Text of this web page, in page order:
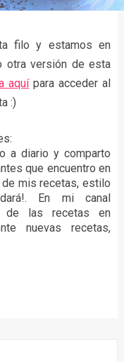
filo y estamos en
otra versión de esta
aquípara acceder al
:)
a diario y comparto
que encuentro en
mis recetas, estilo
En mi canal
de las recetas en
nuevas recetas,